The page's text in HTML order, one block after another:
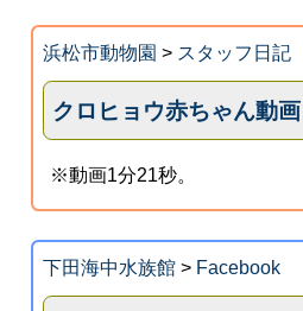
浜松市動物園 > スタッフ日記
クロヒョウ赤ちゃん動画
※動画1分21秒。
下田海中水族館> Facebook